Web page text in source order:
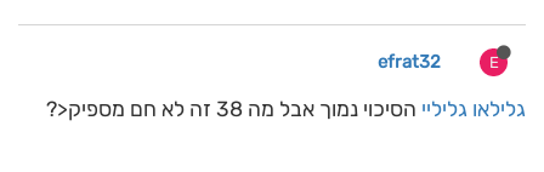
E
efrat32
גלילאו גליליי הסיכוי נמוך אבל מה 38 זה לא חם מספיק<?